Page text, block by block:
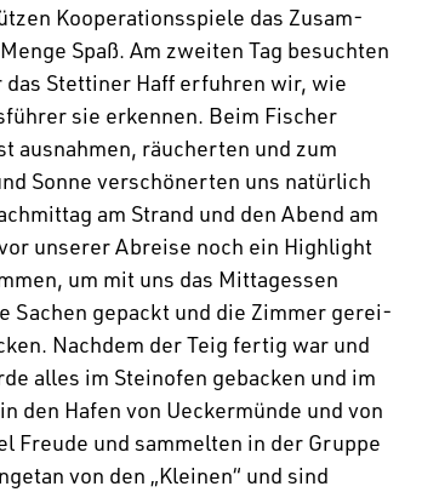
Koope­ra­ti­ons­spiele das Zusam­
Spaß. Am zweiten Tag besuchten
Stet­tiner Haff erfuhren wir, wie
sie erkennen. Beim Fischer
ausnahmen, räucherten und zum
Sonne verschö­nerten uns natür­lich
am Strand und den Abend am
unserer Abreise noch ein High­light
um mit uns das Mittag­essen
Sachen gepackt und die Zimmer gerei­
Nachdem der Teig fertig war und
alles im Stein­ofen geba­cken und im
den Hafen von Uecker­münde und von
Freude und sammelten in der Gruppe
von den „Kleinen“ und sind